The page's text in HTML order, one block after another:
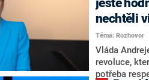
Andreje
Oblíbeným
Motoristy
o případné
značně
nemá
ještě
nechtěli
Téma: Rozhovor
Vláda
revoluce,
potřeba